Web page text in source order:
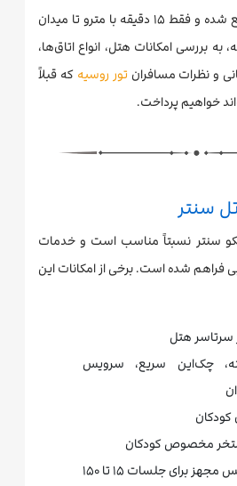
نزدیکی میدان لسنایا واقع شده و فقط ۱۵ دقیقه با مترو تا میدان
به بررسی امکانات هتل، انواع اتاق‌ها،
و نظرات مسافران تور روسیه که قبلاً
خواهیم پرداخت.
سنتر
سنتر نسبتاً مناسب است و خدمات
فراهم شده است. برخی از امکانات این
سرتاسر هتل
۲۴ ساعته، چک‌این سریع، سرویس
کودکان
مخصوص کودکان
هشت سالن کنفرانس مجهز برای جلسات ۱۵ تا ۱۵۰